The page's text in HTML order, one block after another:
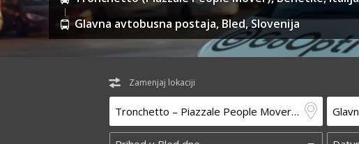
Glavna avtobusna postaja, Bled, Slovenija
Zamenjaj lokaciji